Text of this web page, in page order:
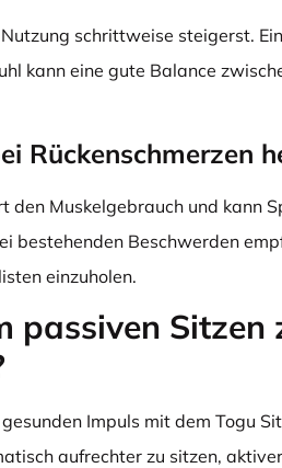
schrittweise steigerst.
kann eine gute Balance
Rückenschmerzen
den Muskelgebrauch und kann
bestehenden Beschwerden
einzuholen.
passiven Sitzen
Impuls mit dem Togu
aufrechter zu sitzen,